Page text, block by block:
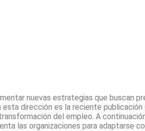
nuevas estrategias que buscan
dirección es la reciente publicación
del empleo. A
las organizaciones para adaptarse